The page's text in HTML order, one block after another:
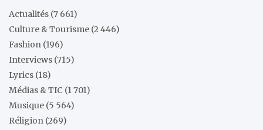
Actualités (7 661)
Culture & Tourisme (2 446)
Fashion (196)
Interviews (715)
Lyrics (18)
Médias & TIC (1 701)
Musique (5 564)
Réligion (269)